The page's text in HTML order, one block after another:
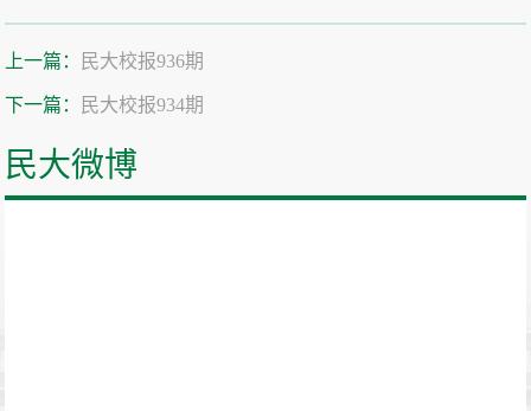
上一篇： 民大校报936期
下一篇： 民大校报934期
民大微博